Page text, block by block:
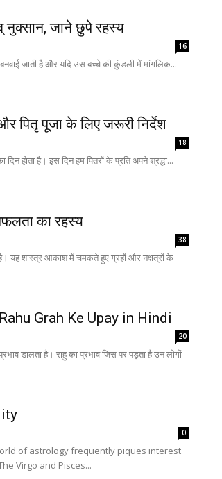
नुक्सान, जाने छुपे रहस्य
16
जाती है और यदि उस बच्चे की कुंडली में मांगलिक...
पितृ पूजा के लिए जरूरी निर्देश
18
होता है। इस दिन हम पितरों के प्रति अपने श्रद्धा...
का रहस्य
38
है। यह शास्त्र आकाश में चमकते हुए ग्रहों और नक्षत्रों के
Grah Ke Upay in Hindi
20
डालता है। राहु का प्रभाव जिस पर पड़ता है उन लोगों
0
of astrology frequently piques interest
Virgo and Pisces...